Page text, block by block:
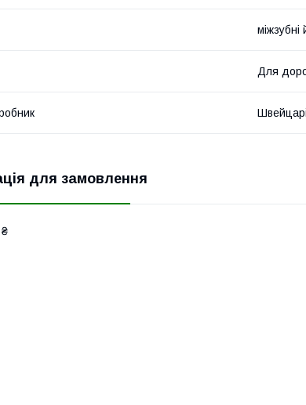
міжзубні
Для
для замовлення